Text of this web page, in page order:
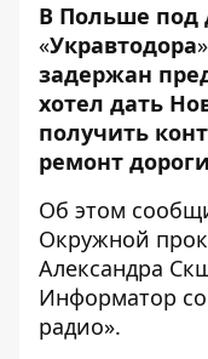
В Польше под
«Укравтодора»
задержан
хотел дать
получить
ремонт
Об этом
Окружной
Александра
Информатор
радио».